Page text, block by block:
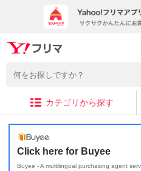
カテゴリから探す
Click here for Buyee
Buyee - A multilingual purchasing agent